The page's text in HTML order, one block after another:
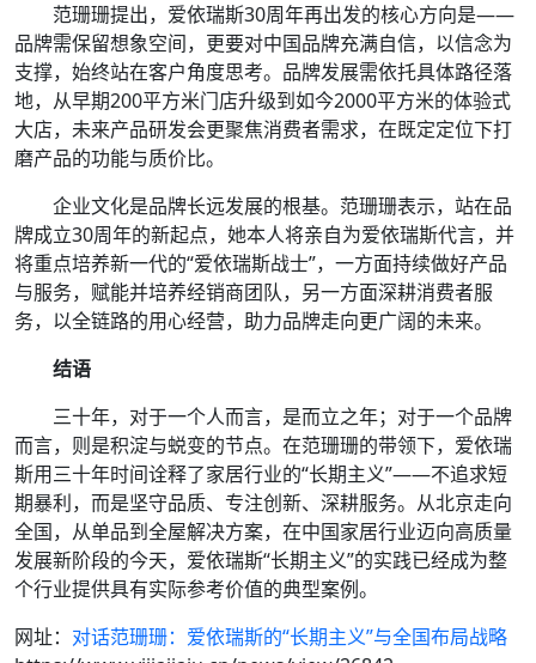
范珊珊提出，爱依瑞斯30周年再出发的核心方向是——
品牌需保留想象空间，更要对中国品牌充满自信，以信念为
支撑，始终站在客户角度思考。品牌发展需依托具体路径落
地，从早期200平方米门店升级到如今2000平方米的体验式
大店，未来产品研发会更聚焦消费者需求，在既定定位下打
磨产品的功能与质价比。
企业文化是品牌长远发展的根基。范珊珊表示，站在品
牌成立30周年的新起点，她本人将亲自为爱依瑞斯代言，并
将重点培养新一代的“爱依瑞斯战士”，一方面持续做好产品
与服务，赋能并培养经销商团队，另一方面深耕消费者服
务，以全链路的用心经营，助力品牌走向更广阔的未来。
结语
三十年，对于一个人而言，是而立之年；对于一个品牌
而言，则是积淀与蜕变的节点。在范珊珊的带领下，爱依瑞
斯用三十年时间诠释了家居行业的“长期主义”——不追求短
期暴利，而是坚守品质、专注创新、深耕服务。从北京走向
全国，从单品到全屋解决方案，在中国家居行业迈向高质量
发展新阶段的今天，爱依瑞斯“长期主义”的实践已经成为整
个行业提供具有实际参考价值的典型案例。
网址： 对话范珊珊：爱依瑞斯的“长期主义”与全国布局战略